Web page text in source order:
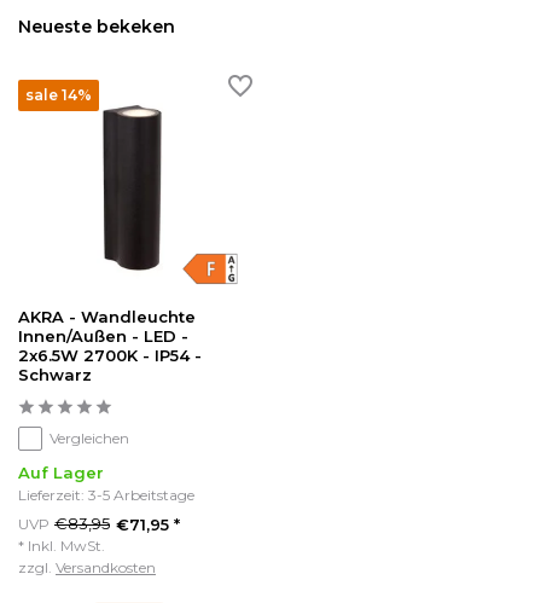
Neueste bekeken
sale 14%
AKRA - Wandleuchte
Innen/Außen - LED -
2x6.5W 2700K - IP54 -
Schwarz
Vergleichen
Auf Lager
Lieferzeit: 3-5 Arbeitstage
UVP €83,95 €71,95 *
* Inkl. MwSt.
zzgl. Versandkosten